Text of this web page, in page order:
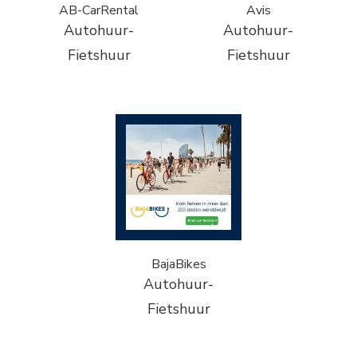
AB-CarRental
Autohuur-
Fietshuur
Avis
Autohuur-
Fietshuur
BajaBikes
Autohuur-
Fietshuur